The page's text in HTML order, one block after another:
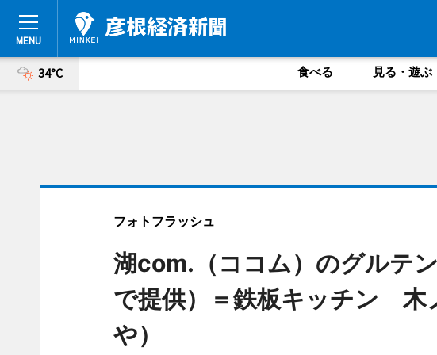
34°C 食べる 見る・遊ぶ
フォトフラッシュ
湖com.（ココム）のグルテ
で提供）＝鉄板キッチン 木
や）